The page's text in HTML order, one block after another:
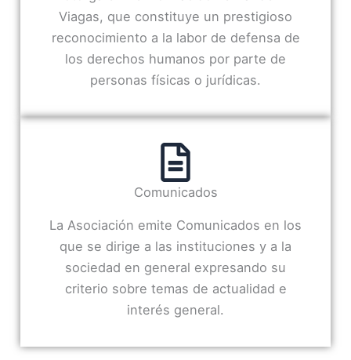
Viagas, que constituye un prestigioso
reconocimiento a la labor de defensa de
los derechos humanos por parte de
personas físicas o jurídicas.
Comunicados
La Asociación emite Comunicados en los
que se dirige a las instituciones y a la
sociedad en general expresando su
criterio sobre temas de actualidad e
interés general.